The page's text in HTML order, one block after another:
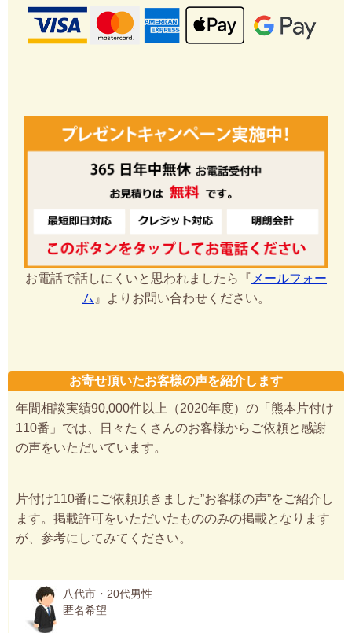
お電話で話しにくいと思われましたら『 メールフォー
ム 』よりお問い合わせください。
お寄せ頂いたお客様の声を紹介します
年間相談実績90,000件以上（2020年度）の「熊本片付け
110番」では、日々たくさんのお客様からご依頼と感謝
の声をいただいています。
片付け110番にご依頼頂きました”お客様の声”をご紹介し
ます。掲載許可をいただいたもののみの掲載となります
が、参考にしてみてください。
八代市・20代男性
匿名希望